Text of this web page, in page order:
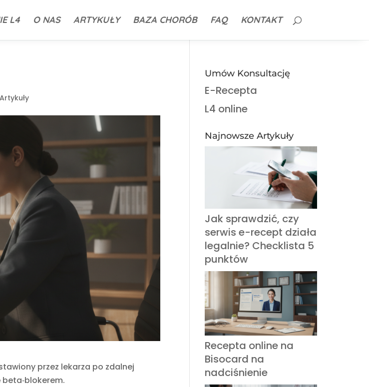
L4 O NAS ARTYKUŁY BAZA CHORÓB FAQ KONTAKT
Artykuły
przez lekarza po zdalnej
Umów Konsultację
E-Recepta
L4 online
Najnowsze Artykuły
Jak sprawdzić, czy
serwis e-recept działa
legalnie? Checklista 5
punktów
Recepta online na
Bisocard na
nadciśnienie